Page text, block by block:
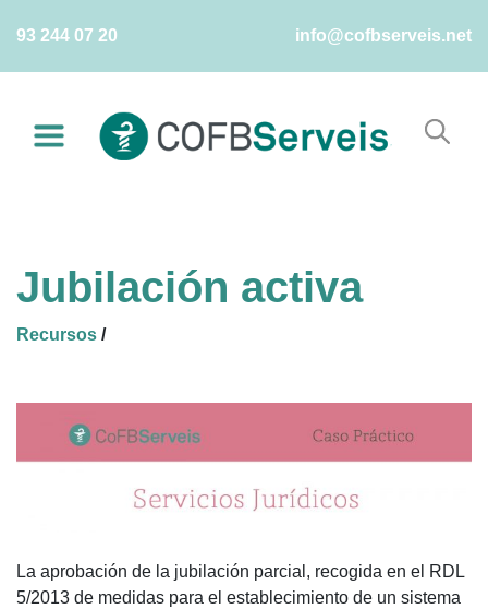
93 244 07 20 info@cofbserveis.net
Jubilación activa
Recursos /
La aprobación de la jubilación parcial, recogida en el RDL
5/2013 de medidas para el establecimiento de un sistema